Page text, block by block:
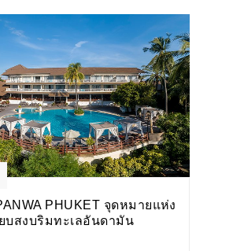
PHUKET จุดหมายแห่ง
บสงบริมทะเลอันดามัน